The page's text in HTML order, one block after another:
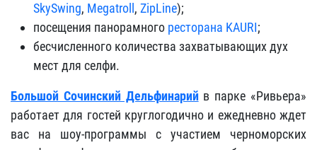
SkySwing, Megatroll , ZipLine);
посещения панорамного ресторана KAURI;
бесчисленного количества захватывающих дух
мест для селфи.
Большой Сочинский Дельфинарий в парке «Ривьера»
работает для гостей круглогодично и ежедневно ждет
вас на шоу-программы с участием черноморских